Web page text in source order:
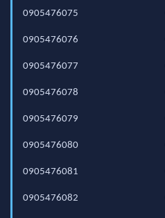
0905476075
0905476076
0905476077
0905476078
0905476079
0905476080
0905476081
0905476082